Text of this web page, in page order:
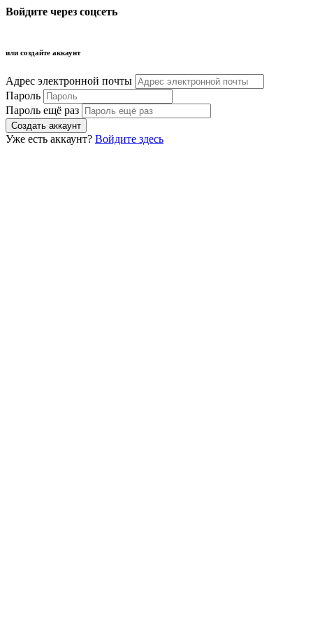
Войдите через соцсеть
или создайте аккаунт
Адрес электронной почты
Пароль
Пароль ещё раз
Уже есть аккаунт? Войдите здесь